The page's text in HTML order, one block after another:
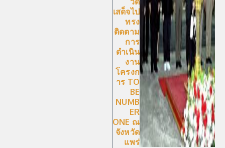
เสด็จไป
ทรง
ติดตาม
การ
ดำเนิน
งาน
โครงก
าร TO
BE
NUMB
ER
ONE ณ
จังหวัด
แพร่